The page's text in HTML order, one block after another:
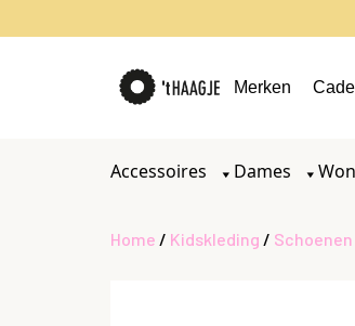
Merken
Accessoires Dames
Home / Kidskleding / Schoenen